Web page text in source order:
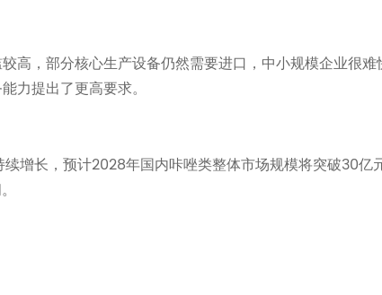
高，部分核心生产设备仍然需要进口，中小规模企业很难
力提出了更高要求。
增长，预计2028年国内咔唑类整体市场规模将突破30亿